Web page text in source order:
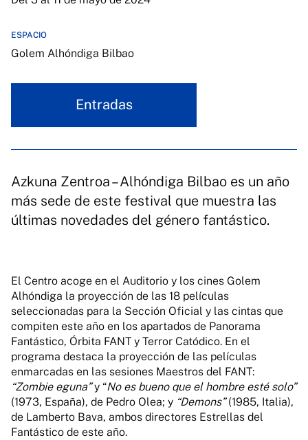
ESPACIO
Golem Alhóndiga Bilbao
Entradas
Azkuna Zentroa – Alhóndiga Bilbao es un año
más sede de este festival que muestra las
últimas novedades del género fantástico.
El Centro acoge en el Auditorio y los cines Golem
Alhóndiga la proyección de las 18 películas
seleccionadas para la Sección Oficial y las cintas que
compiten este año en los apartados de Panorama
Fantástico, Órbita FANT y Terror Catódico. En el
programa destaca la proyección de las películas
enmarcadas en las sesiones Maestros del FANT:
“Zombie eguna”y “No es bueno que el hombre esté solo”
(1973, España), de Pedro Olea; y “Demons”(1985, Italia),
de Lamberto Bava, ambos directores Estrellas del
Fantástico de este año.